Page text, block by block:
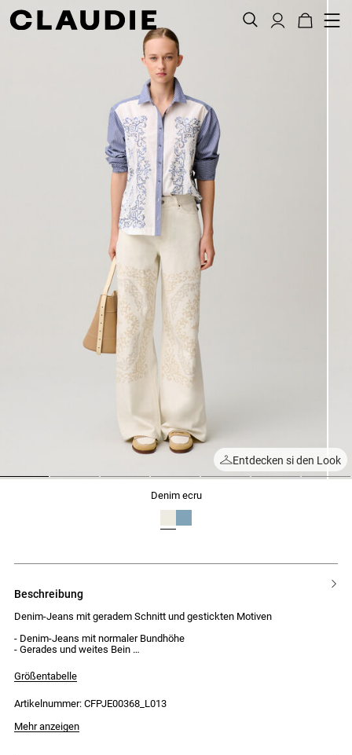
Entdecken si den Look
denim ecru
beschreibung
Denim-Jeans mit geradem Schnitt und gestickten Motiven
- Denim-Jeans mit normaler Bundhöhe
- Gerades und weites Bein
- 2 aufgesetzte Taschen hinten
- CP-Kreuzstichstickerei
- Verschluss mit Knopf und Reißverschluss vorne
Größentabelle
Artikelnummer: CFPJE00368_L013
Mehr anzeigen